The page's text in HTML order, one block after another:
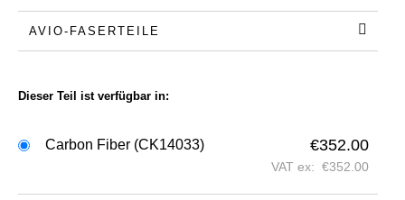
AVIO-FASERTEILE
Dieser Teil ist verfügbar in:
Carbon Fiber (CK14033) €352.00
VAT ex: €352.00